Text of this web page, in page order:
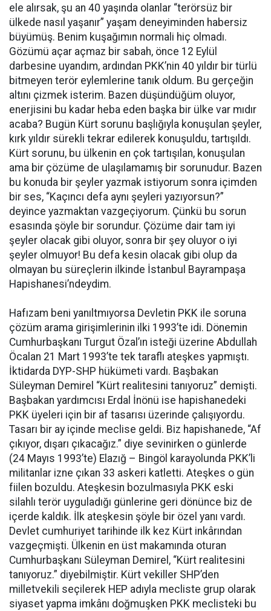
ele alırsak, şu an 40 yaşında olanlar “terörsüz bir
ülkede nasıl yaşanır” yaşam deneyiminden habersiz
büyümüş. Benim kuşağımın normali hiç olmadı.
Gözümü açar açmaz bir sabah, önce 12 Eylül
darbesine uyandım, ardından PKK’nin 40 yıldır bir türlü
bitmeyen terör eylemlerine tanık oldum. Bu gerçeğin
altını çizmek isterim. Bazen düşündüğüm oluyor,
enerjisini bu kadar heba eden başka bir ülke var mıdır
acaba? Bugün Kürt sorunu başlığıyla konuşulan şeyler,
kırk yıldır sürekli tekrar edilerek konuşuldu, tartışıldı.
Kürt sorunu, bu ülkenin en çok tartışılan, konuşulan
ama bir çözüme de ulaşılamamış bir sorunudur. Bazen
bu konuda bir şeyler yazmak istiyorum sonra içimden
bir ses, “Kaçıncı defa aynı şeyleri yazıyorsun?”
deyince yazmaktan vazgeçiyorum. Çünkü bu sorun
esasında şöyle bir sorundur. Çözüme dair tam iyi
şeyler olacak gibi oluyor, sonra bir şey oluyor o iyi
şeyler olmuyor! Bu defa kesin olacak gibi olup da
olmayan bu süreçlerin ilkinde İstanbul Bayrampaşa
Hapishanesi’ndeydim.
Hafızam beni yanıltmıyorsa Devletin PKK ile soruna
çözüm arama girişimlerinin ilki 1993’te idi. Dönemin
Cumhurbaşkanı Turgut Özal’ın isteği üzerine Abdullah
Öcalan 21 Mart 1993’te tek taraflı ateşkes yapmıştı.
İktidarda DYP-SHP hükümeti vardı. Başbakan
Süleyman Demirel “Kürt realitesini tanıyoruz” demişti.
Başbakan yardımcısı Erdal İnönü ise hapishanedeki
PKK üyeleri için bir af tasarısı üzerinde çalışıyordu.
Tasarı bir ay içinde meclise geldi. Biz hapishanede, “Af
çıkıyor, dışarı çıkacağız.” diye sevinirken o günlerde
(24 Mayıs 1993’te) Elazığ – Bingöl karayolunda PKK’li
militanlar izne çıkan 33 askeri katletti. Ateşkes o gün
fiilen bozuldu. Ateşkesin bozulmasıyla PKK eski
silahlı terör uyguladığı günlerine geri dönünce biz de
içerde kaldık. İlk ateşkesin şöyle bir özel yanı vardı.
Devlet cumhuriyet tarihinde ilk kez Kürt inkârından
vazgeçmişti. Ülkenin en üst makamında oturan
Cumhurbaşkanı Süleyman Demirel, “Kürt realitesini
tanıyoruz.” diyebilmiştir. Kürt vekiller SHP’den
milletvekili seçilerek HEP adıyla mecliste grup olarak
siyaset yapma imkânı doğmuşken PKK meclisteki bu